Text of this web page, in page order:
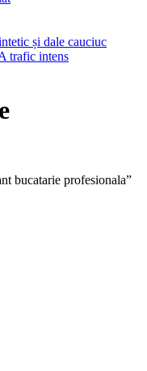
și dale cauciuc
trafic intens
bucatarie profesionala”